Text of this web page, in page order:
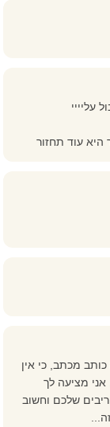
עליייי
היא עוד תחזור
מכתב, כי אין
מציעה לך
שלכם וחשוב